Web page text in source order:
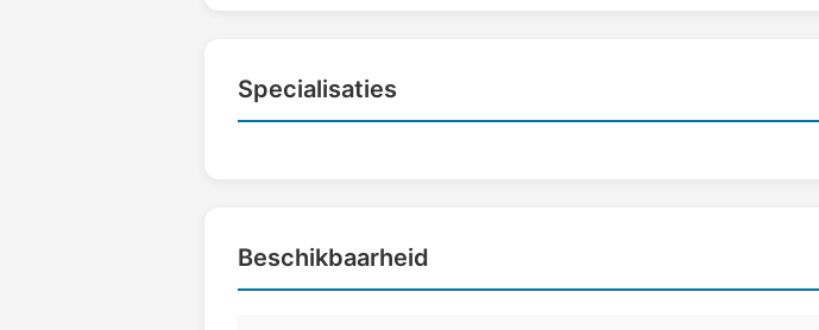
Specialisaties
Beschikbaarheid